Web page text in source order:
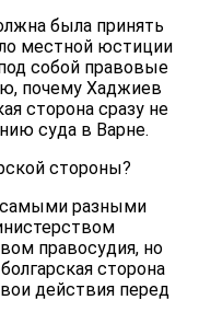
была принять
местной юстиции
собой правовые
почему Хаджиев
сторона сразу не
суда в Варне.
стороны?
самыми разными
правосудия, но
сторона
действия перед